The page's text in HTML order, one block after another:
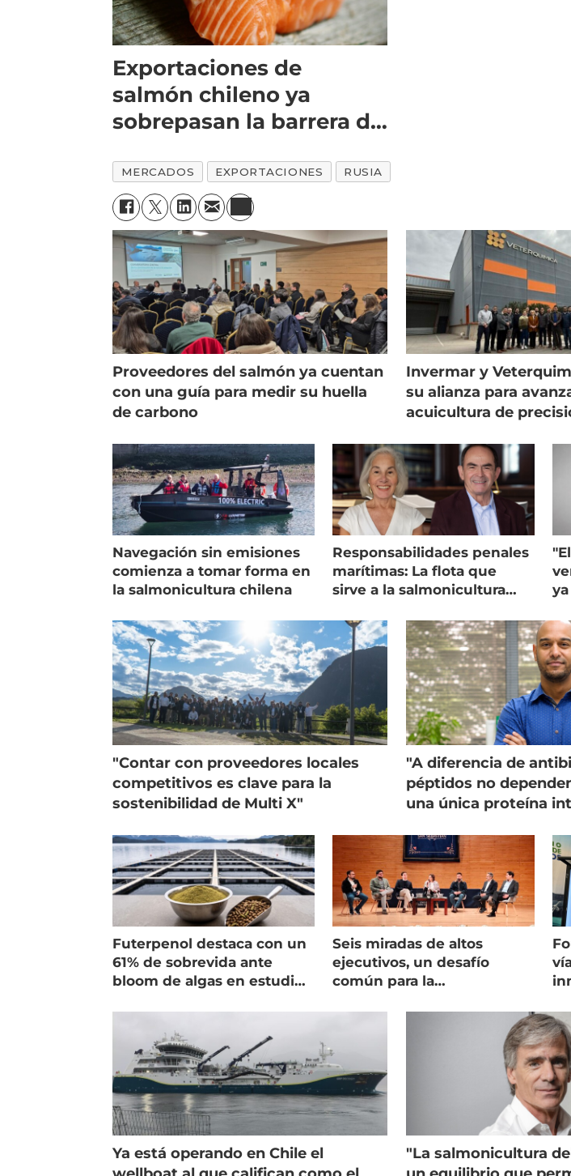
Exportaciones de
salmón chileno ya
sobrepasan la barrera de
MERCADOS EXPORTACIONES RUSIA
Proveedores del salmón ya cuentan
con una guía para medir su huella
de carbono
Invermar y
su alianza para
acuicultura de
Navegación sin emisiones
comienza a tomar forma en
la salmonicultura chilena
Responsabilidades penales
marítimas: La flota que
sirve a la salmonicultura
"Contar con proveedores locales
competitivos es clave para la
sostenibilidad de Multi X"
"A diferencia de
péptidos no
una única proteína
Futerpenol destaca con un
61% de sobrevida ante
bloom de algas en estudio
Seis miradas de altos
ejecutivos, un desafío
común para la
Ya está operando en Chile el
"La salmonicultura